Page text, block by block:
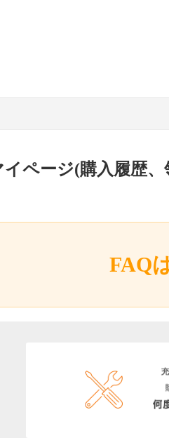
イページ(購入履歴
FAQ